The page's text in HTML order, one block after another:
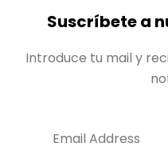
Suscríbete a
Introduce tu mail y